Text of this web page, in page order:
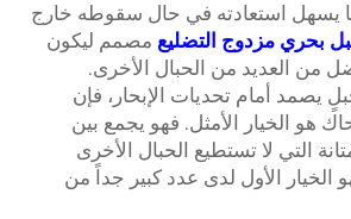
يسهل استعادته في حال سقوطه خارج
بحري مزدوج التضليع مصمم ليكون
من العديد من الحبال الأخرى.
يصمد أمام تحديات الإبحار، فإن
هو الخيار الأمثل. فهو يجمع بين
التي لا تستطيع الحبال الأخرى
الخيار الأول لدى عدد كبير جداً من